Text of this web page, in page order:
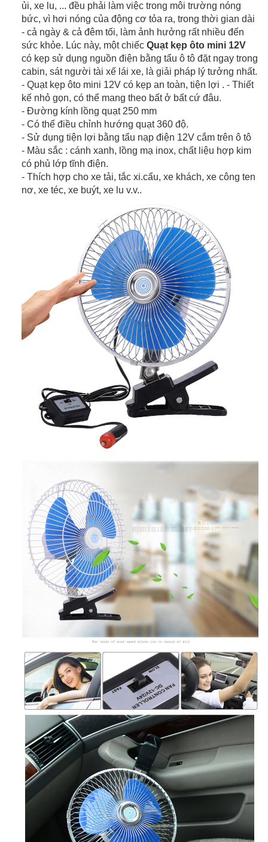
ủi, xe lu, ... đều phải làm việc trong môi trường nóng
bức, vì hơi nóng của động cơ tỏa ra, trong thời gian dài
- cả ngày & cả đêm tối, làm ảnh hưởng rất nhiều đến
sức khỏe. Lúc này, một chiếcQuạt kẹp ôto mini 12V
có kẹp sử dụng nguồn điện bằng tẩu ô tô đặt ngay trong
cabin, sát người tài xế lái xe, là giải pháp lý tưởng nhất.
- Quạt kẹp ôto mini 12V có kẹp an toàn, tiện lợi . - Thiết
kế nhỏ gọn, có thể mang theo bất ở bất cứ đâu.
- Đường kính lồng quạt 250 mm
- Có thể điều chỉnh hướng quạt 360 độ.
- Sử dụng tiện lợi bằng tẩu nạp điện 12V cắm trên ô tô
- Màu sắc : cánh xanh, lồng mạ inox, chất liệu hợp kim
có phủ lớp tĩnh điện.
- Thích hợp cho xe tải, tắc xi.cẩu, xe khách, xe công ten
nơ, xe téc, xe buýt, xe lu v.v..